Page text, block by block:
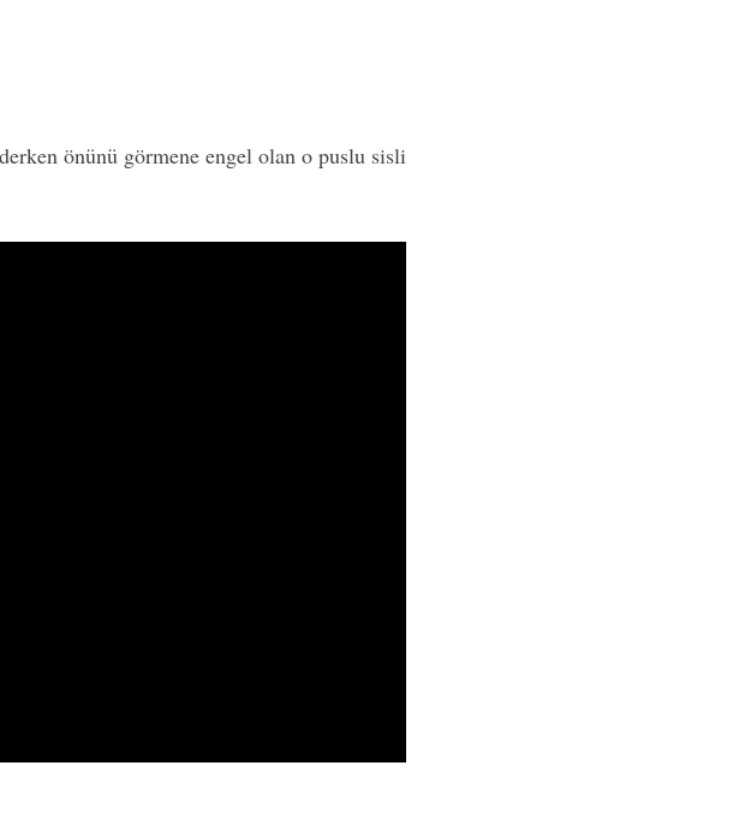
önünü görmene engel olan o puslu sisli